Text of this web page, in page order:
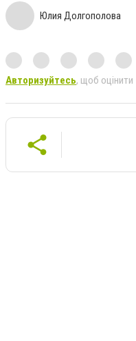
Юлия Долгополова
Авторизуйтесь, щоб оцінити